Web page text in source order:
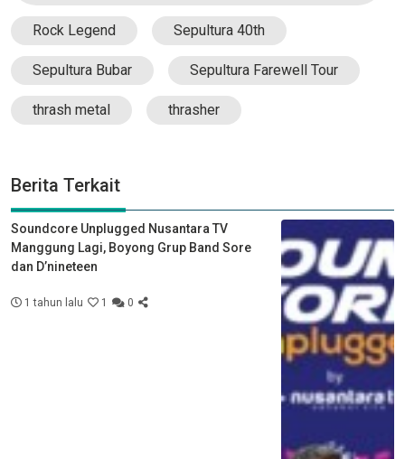
Rock Legend Sepultura 40th
Sepultura Bubar Sepultura Farewell Tour
thrash metal thrasher
Berita Terkait
Soundcore Unplugged Nusantara TV
Manggung Lagi, Boyong Grup Band Sore
dan D’nineteen
1 tahun lalu 1 0